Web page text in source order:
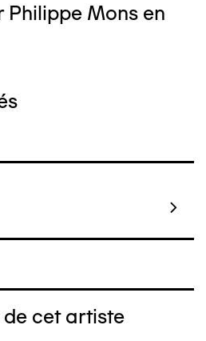
Philippe Mons en
cet artiste